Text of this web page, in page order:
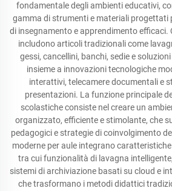
fondamentale degli ambienti educativi,
gamma di strumenti e materiali progettati
di insegnamento e apprendimento efficaci.
includono articoli tradizionali come
gessi, cancellini, banchi, sedie e
insieme a innovazioni tecnologiche
interattivi, telecamere documentali e
presentazioni. La funzione principale
scolastiche consiste nel creare un
organizzato, efficiente e stimolante, che
pedagogici e strategie di coinvolgimento
moderne per aule integrano
tra cui funzionalità di lavagna
sistemi di archiviazione basati su cloud e
che trasformano i metodi didattici